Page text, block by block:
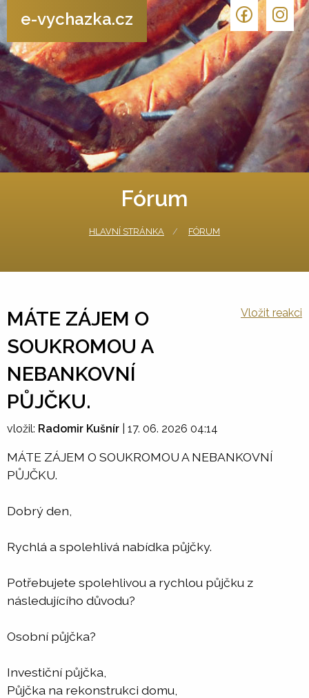
e-vychazka.cz
Fórum
HLAVNÍ STRÁNKA FÓRUM
MÁTE ZÁJEM O
SOUKROMOU A
NEBANKOVNÍ
PŮJČKU.
Vložit reakci
vložil: Radomir Kušnír 17. 06. 2026 04:14
MÁTE ZÁJEM O SOUKROMOU A NEBANKOVNÍ
PŮJČKU.
Dobrý den,
Rychlá a spolehlivá nabídka půjčky.
Potřebujete spolehlivou a rychlou půjčku z
následujícího důvodu?
Osobní půjčka?
Investiční půjčka,
Půjčka na rekonstrukci domu,